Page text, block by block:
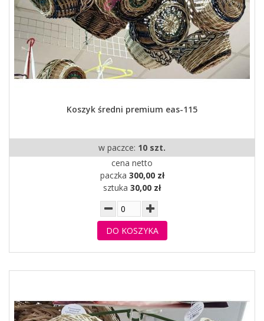
Koszyk średni premium eas-115
w paczce: 10 szt.
cena netto
paczka 300,00 zł
sztuka 30,00 zł
DO KOSZYKA